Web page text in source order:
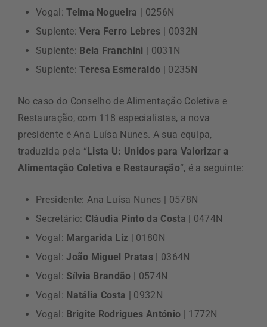
Vogal:Telma Nogueira | 0256N
Suplente:Vera Ferro Lebres | 0032N
Suplente: Bela Franchini | 0031N
Suplente:Teresa Esmeraldo | 0235N
No caso do Conselho de Alimentação Coletiva e
Restauração, com 118 especialistas, a nova
presidente é Ana Luísa Nunes. A sua equipa,
traduzida pela “ Lista U: Unidos para Valorizar a
Alimentação Coletiva e Restauração“, é a seguinte:
Presidente: Ana Luísa Nunes | 0578N
Secretário: Cláudia Pinto da Costa |
0474N
Vogal: Margarida Liz | 0180N
Vogal:João Miguel Pratas | 0364N
Vogal:Sílvia Brandão | 0574N
Vogal: Natália Costa | 0932N
Vogal: Brigite Rodrigues António
| 1772N